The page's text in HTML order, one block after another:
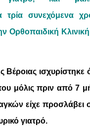
τρία συνεχόμενα
Ορθοπαιδική
Βέροιας ισχυρίστηκε
μόλις πριν από 7
είχε προσλάβει
γιατρό.